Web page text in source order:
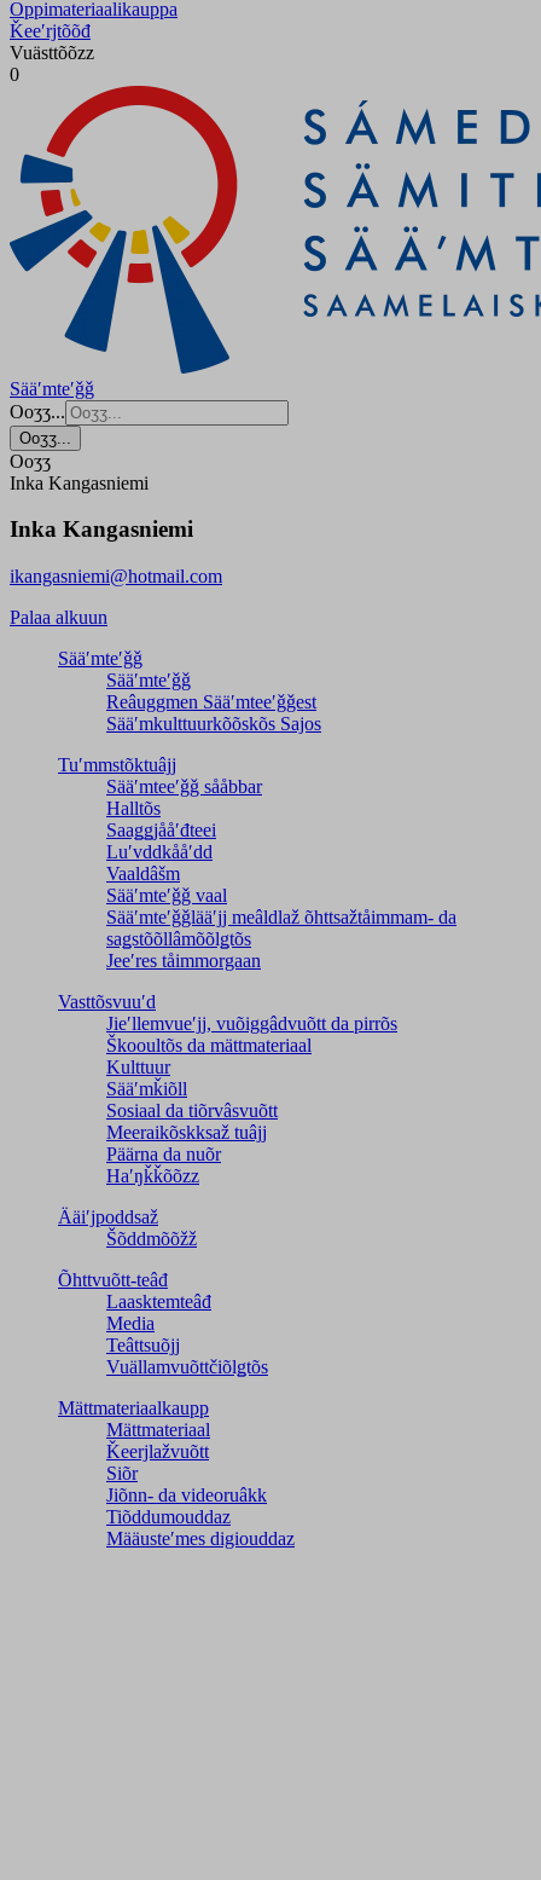
Oppimateriaalikauppa
Ǩeeʹrjtõõđ
Vuästtõõzz
0
Sääʹmteʹǧǧ
Ooʒʒ...
Ooʒʒ...
Ooʒʒ
Inka Kangasniemi
Inka Kangasniemi
ikangasniemi@hotmail.com
Palaa alkuun
Sääʹmteʹǧǧ
Sääʹmteʹǧǧ
Reâuggmen Sääʹmteeʹǧǧest
Sääʹmkulttuurkõõskõs Sajos
Tuʹmmstõktuâjj
Sääʹmteeʹǧǧ sååbbar
Halltõs
Saaǥǥjååʹđteei
Luʹvddkååʹdd
Vaaldâšm
Sääʹmteʹǧǧ vaal
Sääʹmteʹǧǧlääʹjj meâldlaž õhttsažtåimmam- da
saǥstõõllâmõõlǥtõs
Jeeʹres tåimmorgaan
Vasttõsvuuʹd
Jieʹllemvueʹjj, vuõiggâdvuõtt da pirrõs
Škooultõs da mättmateriaal
Kulttuur
Sääʹmǩiõll
Sosiaal da tiõrvâsvuõtt
Meeraikõskksaž tuâjj
Päärna da nuõr
Haʹŋǩǩõõzz
Ääiʹjpoddsaž
Šõddmõõžž
Õhttvuõtt-teâđ
Laasktemteâđ
Media
Teâttsuõjj
Vuällamvuõttčiõlǥtõs
Mättmateriaalkaupp
Mättmateriaal
Ǩeerjlažvuõtt
Siõr
Jiõnn- da videoruâkk
Tiõddumouddaz
Määusteʹmes digiouddaz